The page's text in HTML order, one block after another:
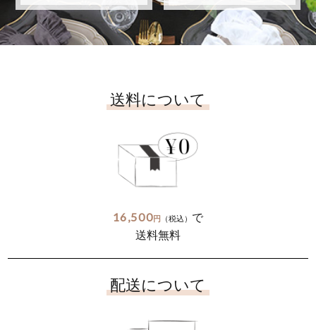
送料について
16,500円 （税込） で
送料無料
配送について